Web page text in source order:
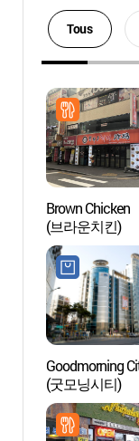
Tous
Brown Chicken
(브라운치킨)
Goodmorning
(굿모닝시티)